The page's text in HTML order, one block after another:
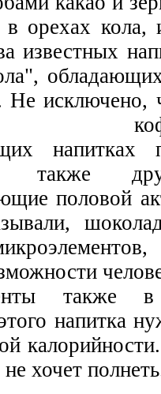
в орехах кола,
известных
Не исключено,
напитках
также
половой
также
напитка
хочет